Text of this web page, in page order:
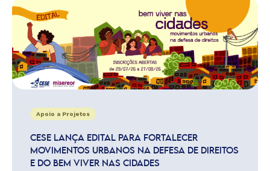
Apoio a Projetos
CESE LANÇA EDITAL PARA FORTALECER
MOVIMENTOS URBANOS NA DEFESA DE DIREITOS
E DO BEM VIVER NAS CIDADES